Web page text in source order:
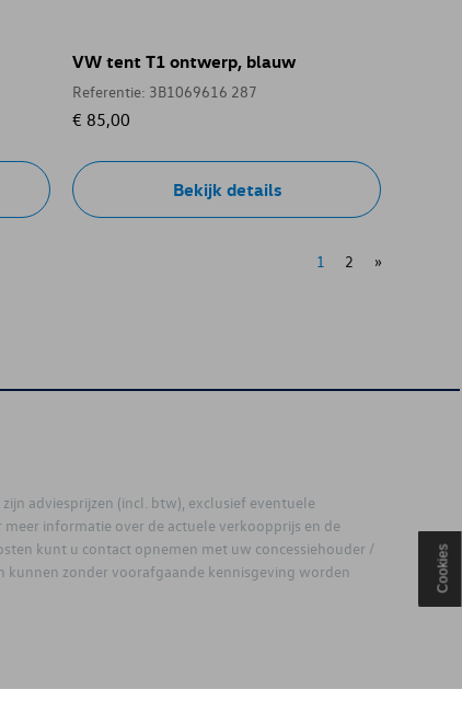
VW tent T1 ontwerp, blauw
Referentie: 3B1069616 287
€ 85,00
Bekijk details
1 2 »
zijn adviesprijzen (incl. btw), exclusief eventuele
informatie over de actuele verkoopprijs en de
kunt u contact opnemen met uw concessiehouder /
kunnen zonder voorafgaande kennisgeving worden
Cookies